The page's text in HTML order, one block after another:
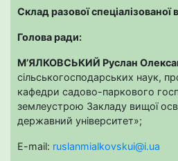
Склад разової спеціалізованої
Голова ради:
М’ЯЛКОВСЬКИЙ Руслан
сільськогосподарських наук,
кафедри садово-паркового
землеустрою Закладу вищої
державний університет»;
E-mail: ruslanmialkovskui@i.ua